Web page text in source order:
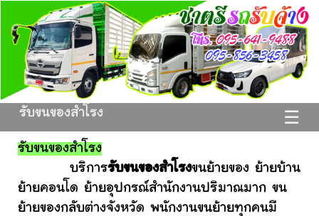
☰
รับขนของสำโรง
รับขนของสำโรง
บริการรับขนของสำโรงขนย้ายของ ย้ายบ้าน
ย้ายคอนโด ย้ายอุปกรณ์สำนักงานปริมาณมาก ขน
ย้ายของกลับต่างจังหวัด พนักงานขนย้ายทุกคนมี